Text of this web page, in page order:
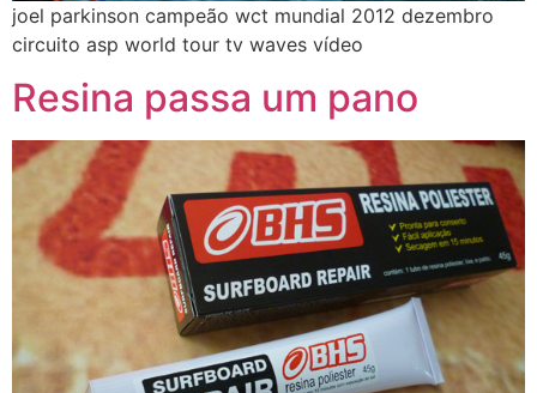
joel parkinson campeão wct mundial 2012 dezembro
circuito asp world tour tv waves vídeo
Resina passa um pano